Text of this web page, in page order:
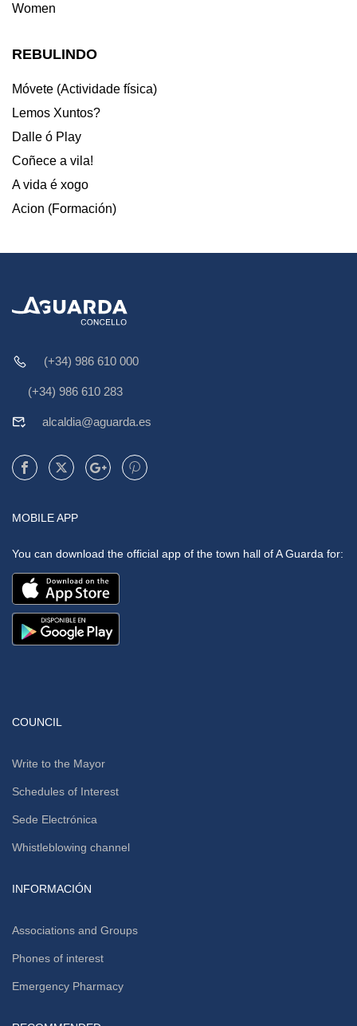
Women
REBULINDO
Móvete (Actividade física)
Lemos Xuntos?
Dalle ó Play
Coñece a vila!
A vida é xogo
Acion (Formación)
(+34) 986 610 000
(+34) 986 610 283
alcaldia@aguarda.es
MOBILE APP
You can download the official app of the town hall of A Guarda for:
COUNCIL
Write to the Mayor
Schedules of Interest
Sede Electrónica
Whistleblowing channel
INFORMACIÓN
Associations and Groups
Phones of interest
Emergency Pharmacy